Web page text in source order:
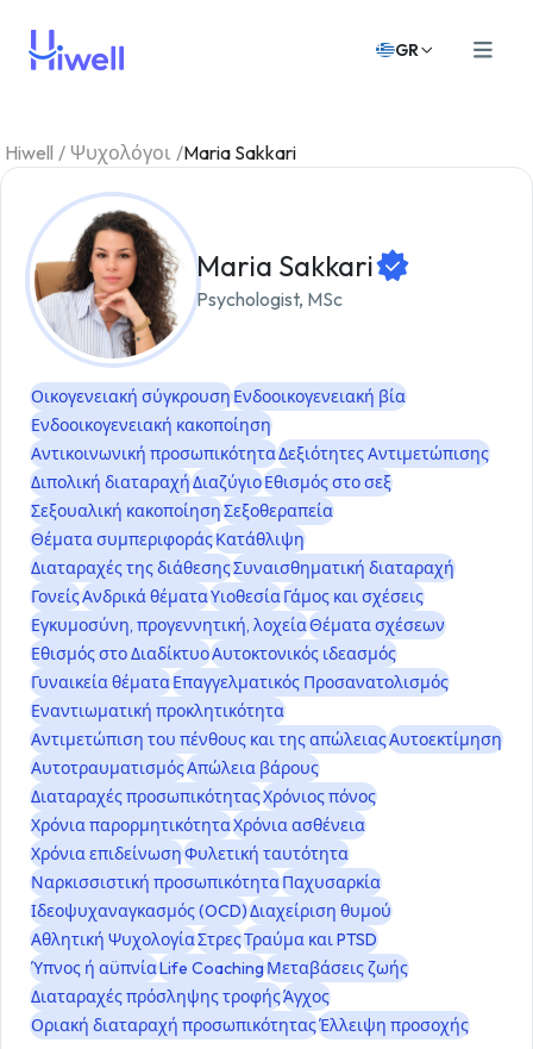
GR
Hiwell / Ψυχολόγοι /Maria Sakkari
Maria Sakkari
Psychologist, MSc
Οικογενειακή σύγκρουσηΕνδοοικογενειακή βία
Ενδοοικογενειακή κακοποίηση
Αντικοινωνική προσωπικότηταΔεξιότητες Αντιμετώπισης
Διπολική διαταραχήΔιαζύγιοΕθισμός στο σεξ
Σεξουαλική κακοποίησηΣεξοθεραπεία
Θέματα συμπεριφοράςΚατάθλιψη
Διαταραχές της διάθεσηςΣυναισθηματική διαταραχή
ΓονείςΑνδρικά θέματαΥιοθεσίαΓάμος και σχέσεις
Εγκυμοσύνη, προγεννητική, λοχείαΘέματα σχέσεων
Εθισμός στο ΔιαδίκτυοΑυτοκτονικός ιδεασμός
Γυναικεία θέματαΕπαγγελματικός Προσανατολισμός
Εναντιωματική προκλητικότητα
Αντιμετώπιση του πένθους και της απώλειαςΑυτοεκτίμηση
ΑυτοτραυματισμόςΑπώλεια βάρους
Διαταραχές προσωπικότηταςΧρόνιος πόνος
Χρόνια παρορμητικότηταΧρόνια ασθένεια
Χρόνια επιδείνωσηΦυλετική ταυτότητα
Ναρκισσιστική προσωπικότηταΠαχυσαρκία
Ιδεοψυχαναγκασμός (OCD)Διαχείριση θυμού
Αθλητική ΨυχολογίαΣτρεςΤραύμα και PTSD
Ύπνος ή αϋπνίαLife CoachingΜεταβάσεις ζωής
Διαταραχές πρόσληψης τροφήςΆγχος
Οριακή διαταραχή προσωπικότηταςΈλλειψη προσοχής